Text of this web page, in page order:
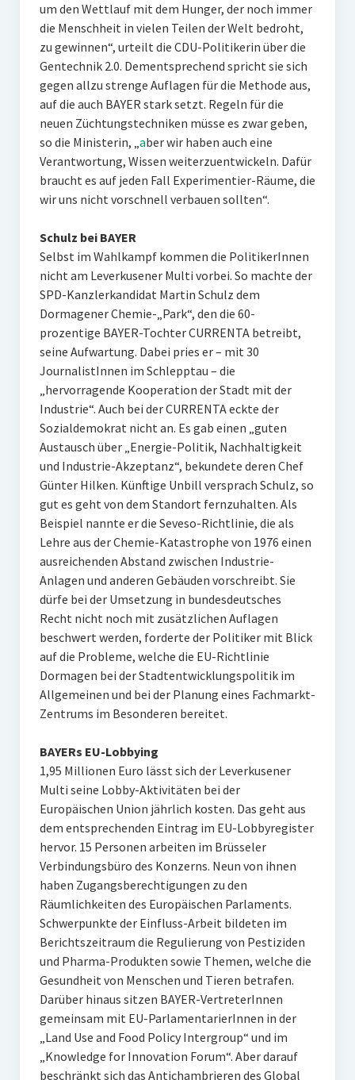
um den Wettlauf mit dem Hunger, der noch immer
die Menschheit in vielen Teilen der Welt bedroht,
zu gewinnen“, urteilt die CDU-Politikerin über die
Gentechnik 2.0. Dementsprechend spricht sie sich
gegen allzu strenge Auflagen für die Methode aus,
auf die auch BAYER stark setzt. Regeln für die
neuen Züchtungstechniken müsse es zwar geben,
so die Ministerin, „aber wir haben auch eine
Verantwortung, Wissen weiterzuentwickeln. Dafür
braucht es auf jeden Fall Experimentier-Räume, die
wir uns nicht vorschnell verbauen sollten“.
Schulz bei BAYER
Selbst im Wahlkampf kommen die PolitikerInnen
nicht am Leverkusener Multi vorbei. So machte der
SPD-Kanzlerkandidat Martin Schulz dem
Dormagener Chemie-„Park“, den die 60-
prozentige BAYER-Tochter CURRENTA betreibt,
seine Aufwartung. Dabei pries er – mit 30
JournalistInnen im Schlepptau – die
„hervorragende Kooperation der Stadt mit der
Industrie“. Auch bei der CURRENTA eckte der
Sozialdemokrat nicht an. Es gab einen „guten
Austausch über „Energie-Politik, Nachhaltigkeit
und Industrie-Akzeptanz“, bekundete deren Chef
Günter Hilken. Künftige Unbill versprach Schulz, so
gut es geht von dem Standort fernzuhalten. Als
Beispiel nannte er die Seveso-Richtlinie, die als
Lehre aus der Chemie-Katastrophe von 1976 einen
ausreichenden Abstand zwischen Industrie-
Anlagen und anderen Gebäuden vorschreibt. Sie
dürfe bei der Umsetzung in bundesdeutsches
Recht nicht noch mit zusätzlichen Auflagen
beschwert werden, forderte der Politiker mit Blick
auf die Probleme, welche die EU-Richtlinie
Dormagen bei der Stadtentwicklungspolitik im
Allgemeinen und bei der Planung eines Fachmarkt-
Zentrums im Besonderen bereitet.
BAYERs EU-Lobbying
1,95 Millionen Euro lässt sich der Leverkusener
Multi seine Lobby-Aktivitäten bei der
Europäischen Union jährlich kosten. Das geht aus
dem entsprechenden Eintrag im EU-Lobbyregister
hervor. 15 Personen arbeiten im Brüsseler
Verbindungsbüro des Konzerns. Neun von ihnen
haben Zugangsberechtigungen zu den
Räumlichkeiten des Europäischen Parlaments.
Schwerpunkte der Einfluss-Arbeit bildeten im
Berichtszeitraum die Regulierung von Pestiziden
und Pharma-Produkten sowie Themen, welche die
Gesundheit von Menschen und Tieren betrafen.
Darüber hinaus sitzen BAYER-VertreterInnen
gemeinsam mit EU-ParlamentarierInnen in der
„Land Use and Food Policy Intergroup“ und im
„Knowledge for Innovation Forum“. Aber darauf
beschränkt sich das Antichambrieren des Global